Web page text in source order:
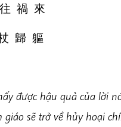
來
歸 軀
được hậu quả của lời
giáo sẽ trở về hủy hoại